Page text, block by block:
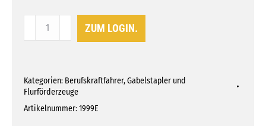
Gabelstapler
Menge
ZUM LOGIN.
Kategorien: Berufskraftfahrer,Gabelstapler und
Flurförderzeuge
Artikelnummer:1999E